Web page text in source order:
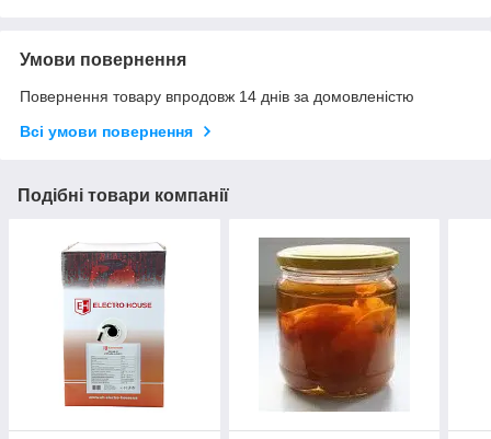
Умови повернення
Повернення товару впродовж 14 днів за домовленістю
Всі умови повернення
Подібні товари компанії